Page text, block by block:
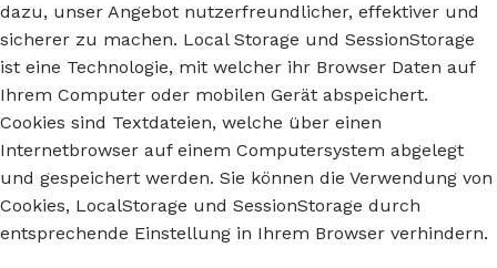
dazu, unser Angebot nutzerfreundlicher, effektiver und
sicherer zu machen. Local Storage und SessionStorage
ist eine Technologie, mit welcher ihr Browser Daten auf
Ihrem Computer oder mobilen Gerät abspeichert.
Cookies sind Textdateien, welche über einen
Internetbrowser auf einem Computersystem abgelegt
und gespeichert werden. Sie können die Verwendung von
Cookies, LocalStorage und SessionStorage durch
entsprechende Einstellung in Ihrem Browser verhindern.